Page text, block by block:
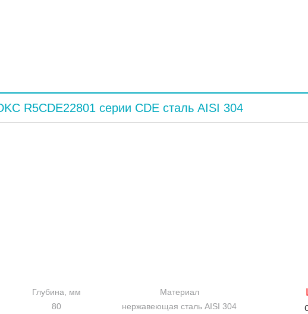
R5CDE22801 серии CDE сталь AISI 304
Глубина, мм
Материал
80 нержавеющая сталь AISI 304